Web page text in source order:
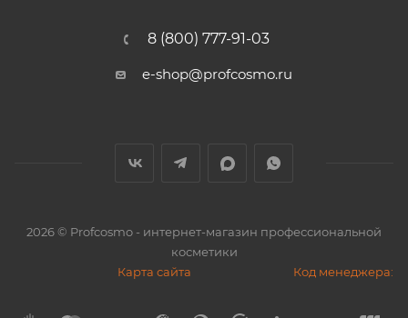
8 (800) 777-91-03
e-shop@profcosmo.ru
2026© Profcosmo - интернет-магазин профессиональной
косметики
Карта сайта
Код менеджера: